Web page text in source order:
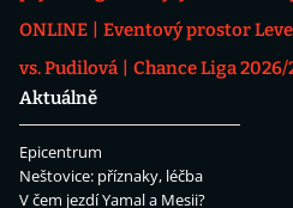
ONLINE
Eventový prostor
vs. Pudilová
Chance Liga 2026/
Aktuálně
Epicentrum
Neštovice: příznaky, léčba
V čem jezdí Yamal a Mesii?